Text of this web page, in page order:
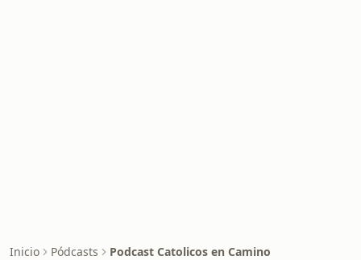
Inicio Pódcasts Podcast Catolicos en Camino